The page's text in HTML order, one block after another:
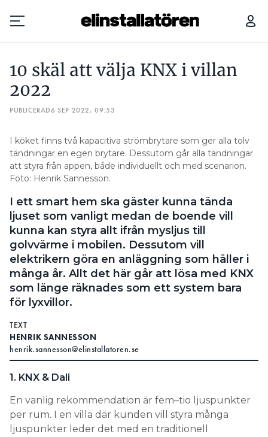
Prenumerera
Hantera prenumeration
Lediga jobb
Annonsera
Läs E-tidningen
Om tidningen
Kontakt
Personuppgifter
Search for:
SEARCH
10 skäl att välja KNX i villan
2022
PUBLICERAD6 SEP 2022, 09:53
I köket finns två kapacitiva strömbrytare som ger alla tolv
tändningar en egen brytare. Dessutom går alla tändningar
att styra från appen, både individuellt och med scenarion.
Foto: Henrik Sannesson.
I ett smart hem ska gäster kunna tända
ljuset som vanligt medan de boende vill
kunna kan styra allt ifrån mysljus till
golvvärme i mobilen. Dessutom vill
elektrikern göra en anläggning som håller i
många år. Allt det här går att lösa med KNX
som länge räknades som ett system bara
för lyxvillor.
TEXT
HENRIK SANNESSON
henrik.sannesson@elinstallatoren.se
1. KNX & Dali
En vanlig rekommendation är fem–tio ljuspunkter
per rum. I en villa där kunden vill styra många
ljuspunkter leder det med en traditionell
10 SKÄL ATT VÄLJA KNX I VILLAN 2022